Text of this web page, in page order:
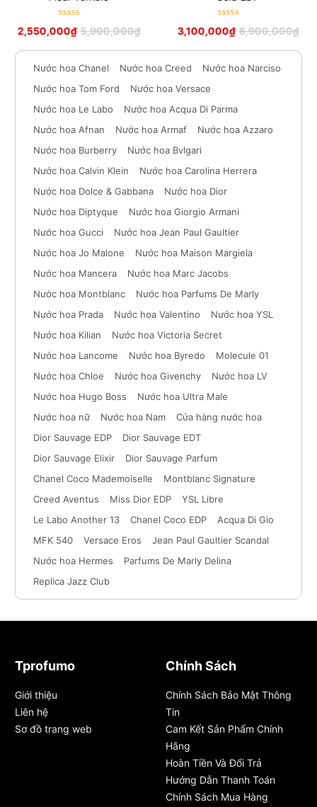
hạng 5sao
5,900,000₫
2,550,000₫
hạng 5sao
6,900,000₫
3,100,000₫
Nước hoa Chanel Nước hoa Creed
Nước hoa Narciso
Nước hoa Tom Ford
Nước hoa Versace
Nước hoa Le Labo
Nước hoa Acqua Di Parma
Nước hoa Afnan
Nước hoa Armaf
Nước hoa Azzaro
Nước hoa Burberry
Nước hoa Bvlgari
Nước hoa Calvin Klein
Nước hoa Carolina Herrera
Nước hoa Dolce & Gabbana
Nước hoa Dior
Nước hoa Diptyque
Nước hoa Giorgio Armani
Nước hoa Gucci
Nước hoa Jean Paul Gaultier
Nước hoa Jo Malone
Nước hoa Maison Margiela
Nước hoa Mancera
Nước hoa Marc Jacobs
Nước hoa Montblanc
Nước hoa Parfums De Marly
Nước hoa Prada
Nước hoa Valentino
Nước hoa YSL
Nước hoa Kilian
Nước hoa Victoria Secret
Nước hoa Lancome
Nước hoa Byredo
Molecule 01
Nước hoa Chloe
Nước hoa Givenchy
Nước hoa LV
Nước hoa Hugo Boss
Nước hoa Ultra Male
Nước hoa nữ
Nước hoa Nam
Cửa hàng nước hoa
Dior Sauvage EDP
Dior Sauvage EDT
Dior Sauvage Elixir
Dior Sauvage Parfum
Chanel Coco Mademoiselle
Montblanc Signature
Creed Aventus
Miss Dior EDP
YSL Libre
Le Labo Another 13
Chanel Coco EDP
Acqua Di Gio
MFK 540
Versace Eros
Jean Paul Gaultier Scandal
Nước hoa Hermes
Parfums De Marly Delina
Replica Jazz Club
Tprofumo
Giới thiệu
Liên hệ
Sơ đồ trang web
Chính Sách
Chính Sách Bảo Mật Thông
Tin
Cam Kết Sản Phẩm Chính
Hãng
Hoàn Tiền Và Đổi Trả
Hướng Dẫn Thanh Toán
Chính Sách Mua Hàng